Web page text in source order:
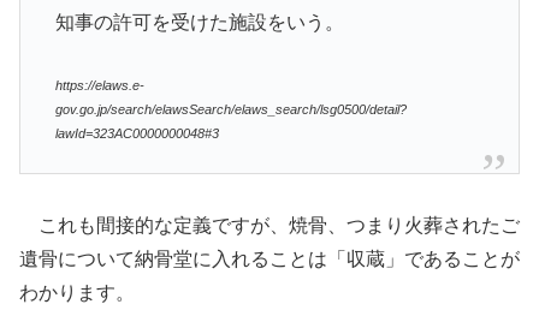
知事の許可を受けた施設をいう。
https://elaws.e-
gov.go.jp/search/elawsSearch/elaws_search/lsg0500/detail?
lawId=323AC0000000048#3
これも間接的な定義ですが、焼骨、つまり火葬されたご
遺骨について納骨堂に入れることは「収蔵」であることが
わかります。